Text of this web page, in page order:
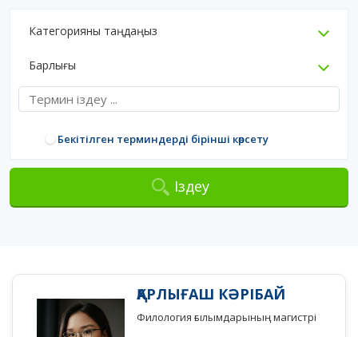
Категорияны таңдаңыз
Барлығы
Бекітілген терминдерді бірінші көрсету
Іздеу
ҚАРЛЫҒАШ КӘРІБАЙ
Филология ғылымдарының магистрі